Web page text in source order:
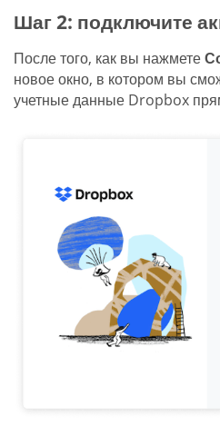
Шаг 2: подключите
После того, как вы нажмете
новое окно, в котором вы
учетные данные Dropbox